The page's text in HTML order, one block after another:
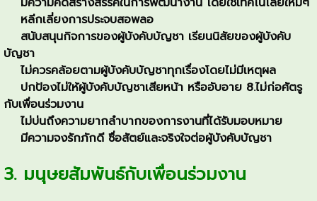
หลีกเลี่ยงการประจบสอพลอ
สนับสนุนกิจการของผู้บังคับบัญชา เรียนนิสัยของผู้บังคับ
บัญชา
ไม่ควรคล้อยตามผู้บังคับบัญชาทุกเรื่องโดยไม่มีเหตุผล
ปกป้องไม่ให้ผู้บังคับบัญชาเสียหน้า หรืออับอาย 8.ไม่ก่อศัตรู
กับเพื่อนร่วมงาน
ไม่บ่นถึงความยากลำบากของการงานที่ได้รับมอบหมาย
มีความจงรักภักดี ซื่อสัตย์และจริงใจต่อผู้บังคับบัญชา
3. มนุษยสัมพันธ์กับเพื่อนร่วมงาน